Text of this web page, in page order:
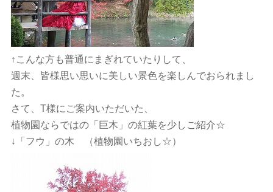
↑こんな方も普通にまぎれていたりして、
週末、皆様思い思いに美しい景色を楽しんでおられまし
た。
さて、T様にご案内いただいた、
植物園ならではの「巨木」の紅葉を少しご紹介☆
↓「フウ」の木 （植物園いちおし☆）